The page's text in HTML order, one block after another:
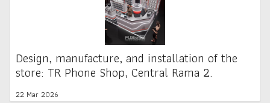
Design, manufacture, and installation of the
store: TR Phone Shop, Central Rama 2.
22 Mar 2026